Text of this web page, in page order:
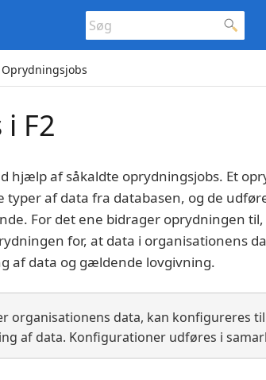
Oprydningsjobs
F2
hjælp af såkaldte oprydningsjobs. Et
af data fra databasen, og de
For det ene bidrager oprydningen til,
for, at data i organisationens
af data og gældende lovgivning.
organisationens data, kan konfigureres
af data. Konfigurationer udføres i